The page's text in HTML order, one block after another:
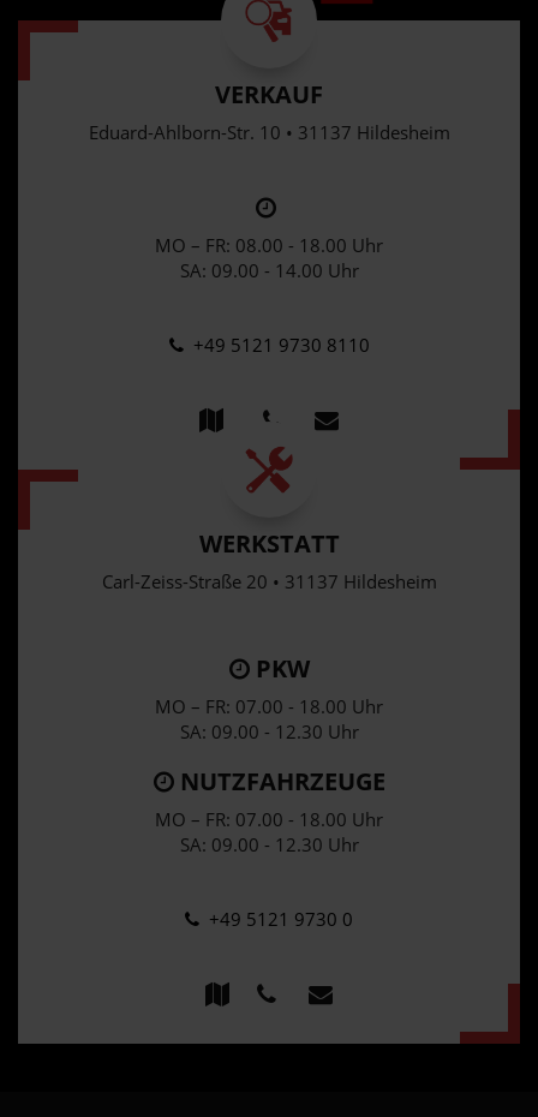
VERKAUF
Eduard-Ahlborn-Str. 10 • 31137 Hildesheim
MO – FR: 08.00 - 18.00 Uhr
SA: 09.00 - 14.00 Uhr
+49 5121 9730 8110
WERKSTATT
Carl-Zeiss-Straße 20 • 31137 Hildesheim
PKW
MO – FR: 07.00 - 18.00 Uhr
SA: 09.00 - 12.30 Uhr
NUTZFAHRZEUGE
MO – FR: 07.00 - 18.00 Uhr
SA: 09.00 - 12.30 Uhr
+49 5121 9730 0